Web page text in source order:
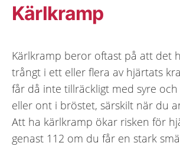
Kärlkramp
Kärlkramp beror oftast på att det
trångt i ett eller flera av hjärtats
får då inte tillräckligt med syre
eller ont i bröstet, särskilt när du
Att ha kärlkramp ökar risken för
genast 112 om du får en stark